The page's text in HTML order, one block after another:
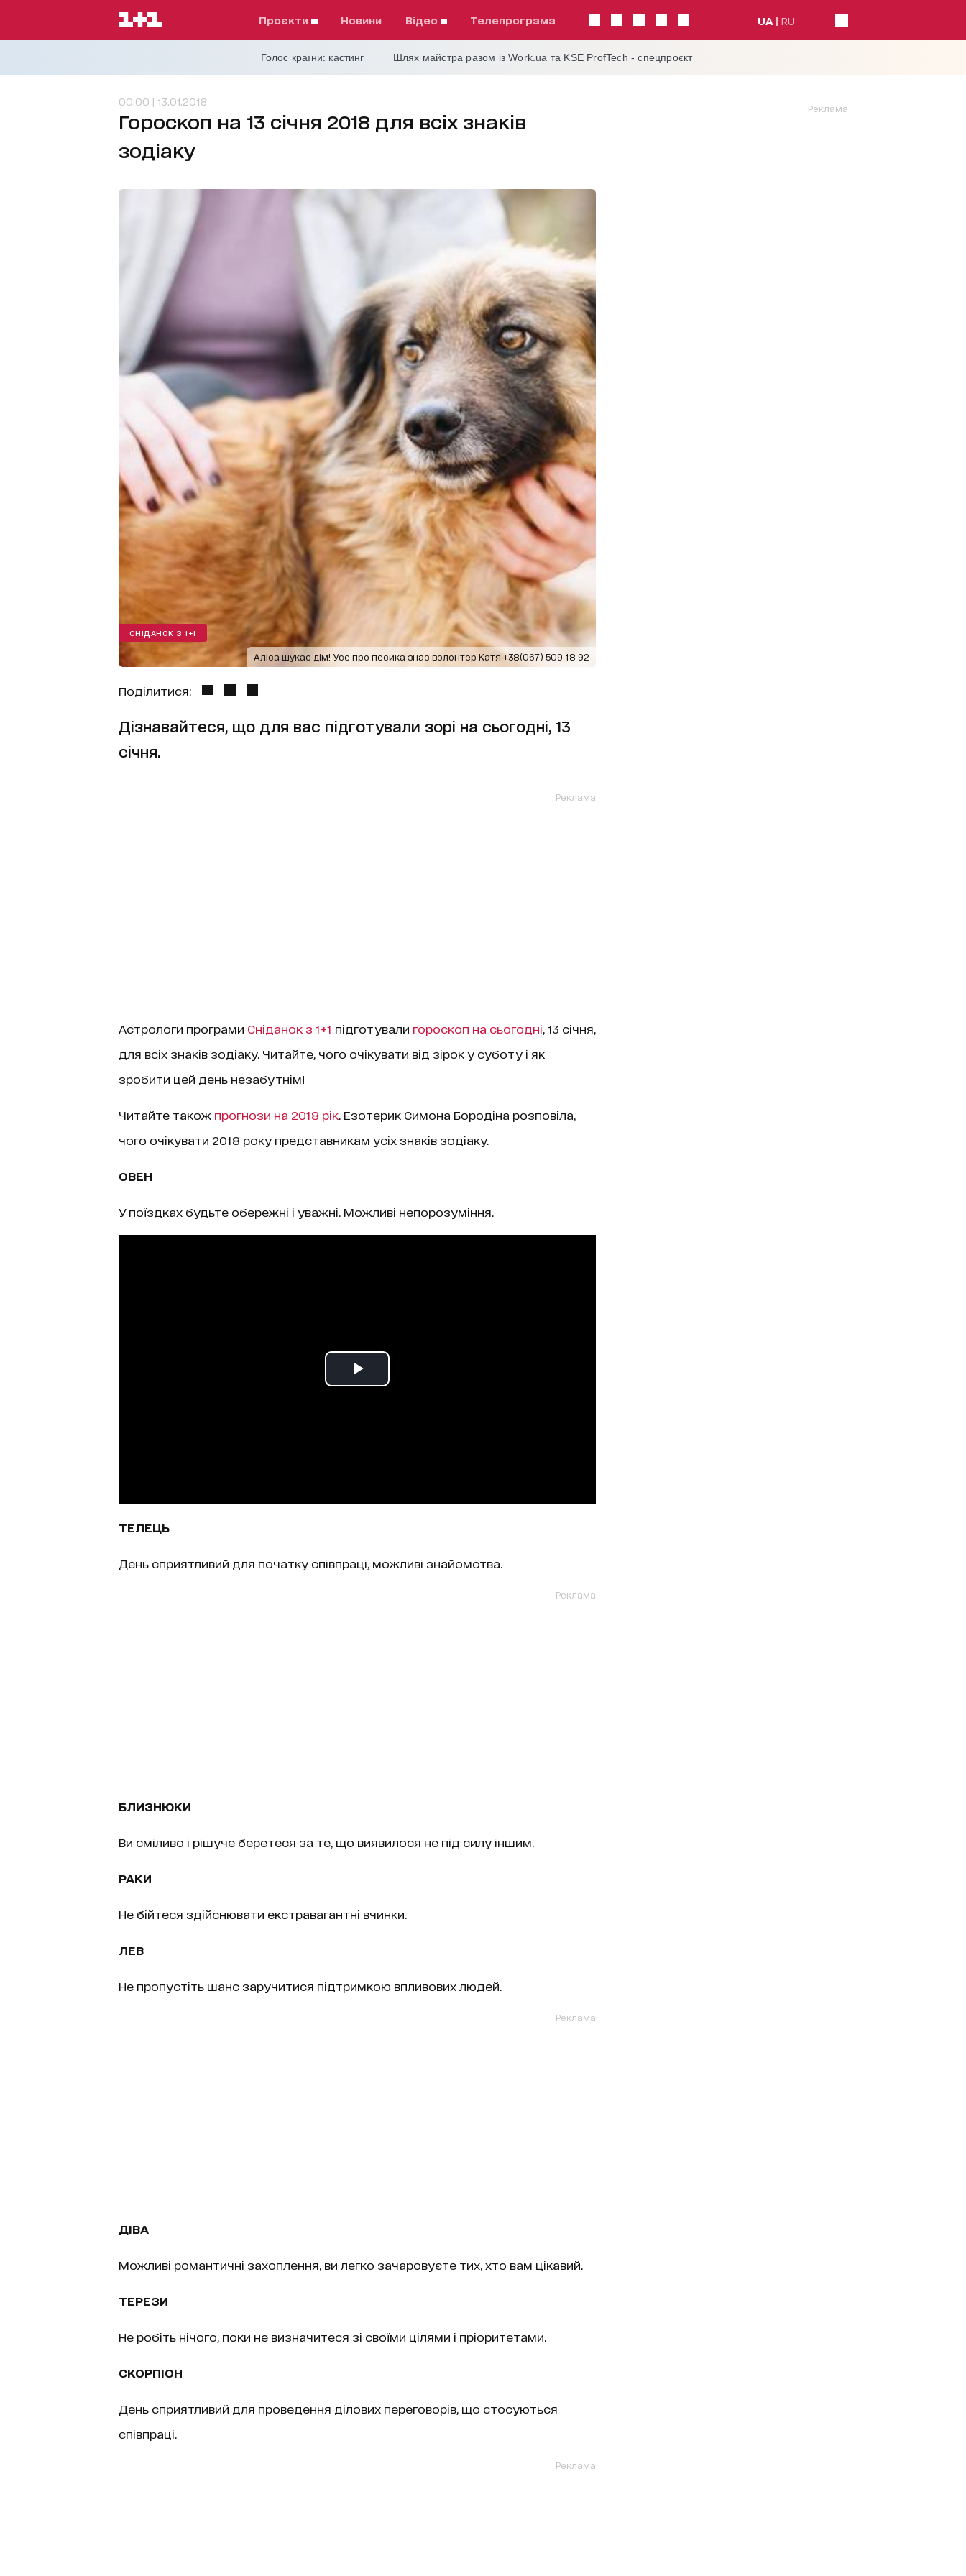
проєкти Новини відео телепрограма UA RU
Голос країни: кастинг Шлях майстра разом із Work.ua та KSE ProfTech - спецпроєкт
00:00 | 13.01.2018
Гороскоп на 13 січня 2018 для всіх знаків
зодіаку
Аліса шукає дім! Усе про песика знає волонтер Катя +38(067) 509 18 92
СНІДАНОК З 1+1
Поділитися:
Дізнавайтеся, що для вас підготували зорі на сьогодні, 13
січня.
Реклама
Астрологи програми Сніданок з 1+1 підготували гороскоп на cьогодні , 13 січня,
для всіх знаків зодіаку. Читайте, чого очікувати від зірок у суботу і як
зробити цей день незабутнім!
Читайте також прогнози на 2018 рік. Езотерик Симона Бородіна розповіла,
чого очікувати 2018 року представникам усіх знаків зодіаку.
ОВЕН
У поїздках будьте обережні і уважні. Можливі непорозуміння.
ТЕЛЕЦЬ
День сприятливий для початку співпраці, можливі знайомства.
Реклама
БЛИЗНЮКИ
Ви сміливо і рішуче беретеся за те, що виявилося не під силу іншим.
РАКИ
Не бійтеся здійснювати екстравагантні вчинки.
ЛЕВ
Не пропустіть шанс заручитися підтримкою впливових людей.
Реклама
ДІВА
Можливі романтичні захоплення, ви легко зачаровуєте тих, хто вам цікавий.
ТЕРЕЗИ
Не робіть нічого, поки не визначитеся зі своїми цілями і пріоритетами.
СКОРПІОН
День сприятливий для проведення ділових переговорів, що стосуються
співпраці.
Реклама
Реклама